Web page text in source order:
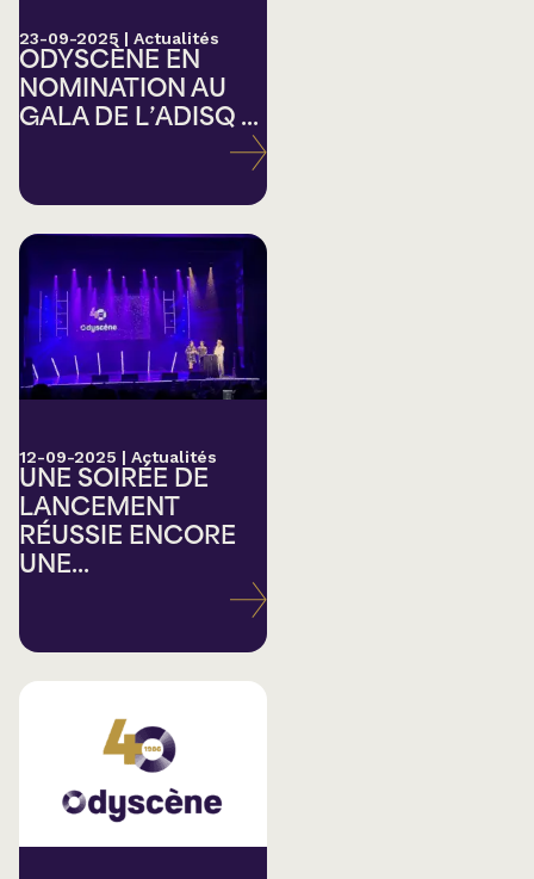
23-09-2025 | Actualités
ODYSCÈNE EN
NOMINATION AU
GALA DE L’ADISQ ...
12-09-2025 | Actualités
UNE SOIRÉE DE
LANCEMENT
RÉUSSIE ENCORE
UNE...